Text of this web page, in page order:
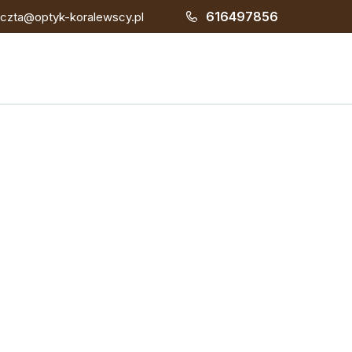
koralewscy.pl 616497856